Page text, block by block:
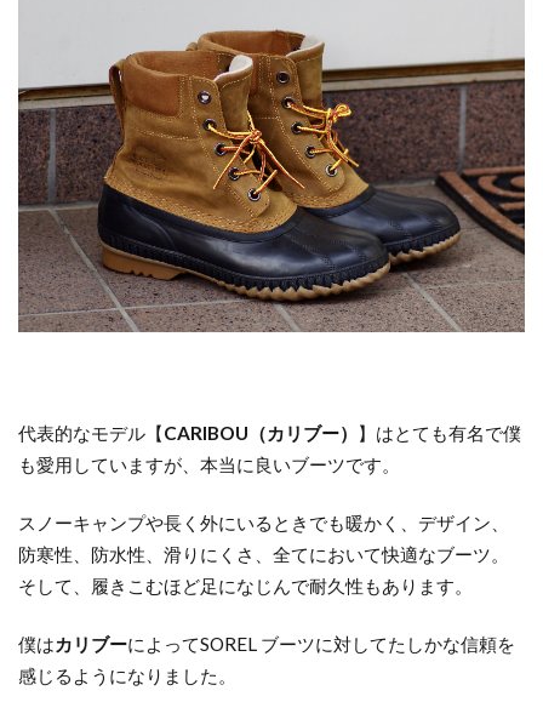
代表的なモデル【CARIBOU（カリブー）
】はとても有名で僕
も愛用していますが、本当に良いブーツです。
スノーキャンプや長く外にいるときでも暖かく、デザイン、
防寒性、防水性、滑りにくさ、全てにおいて快適なブーツ。
そして、履きこむほど足になじんで耐久性もあります。
僕はカリブーによってSOREL ブーツに対してたしかな信頼を
感じるようになりました。